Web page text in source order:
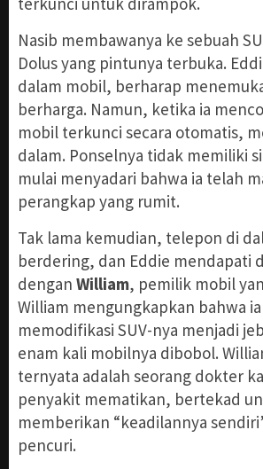
Nasib membawanya ke sebuah
Dolus yang pintunya terbuka.
dalam mobil, berharap
berharga. Namun, ketika ia
mobil terkunci secara otomatis,
dalam. Ponselnya tidak memiliki
mulai menyadari bahwa ia telah
perangkap yang rumit.
Tak lama kemudian, telepon di
berdering, dan Eddie mendapati
dengan William, pemilik mobil
William mengungkapkan bahwa ia
memodifikasi SUV-nya menjadi
enam kali mobilnya dibobol.
ternyata adalah seorang dokter
penyakit mematikan, bertekad
memberikan “keadilannya
pencuri.